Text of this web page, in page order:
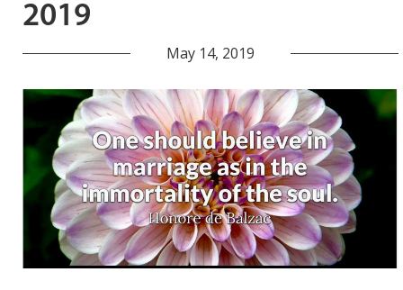
2019
May 14, 2019